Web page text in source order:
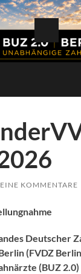
KOMMENTARE
Deutscher
(FVDZ
(BUZ